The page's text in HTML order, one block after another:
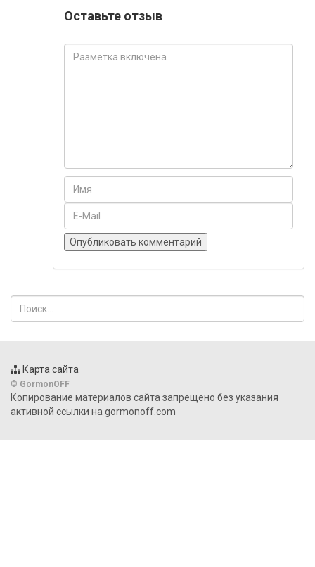
Оставьте отзыв
Карта сайта
© GormonOFF
Копирование материалов сайта запрещено без указания
активной ссылки на gormonoff.com